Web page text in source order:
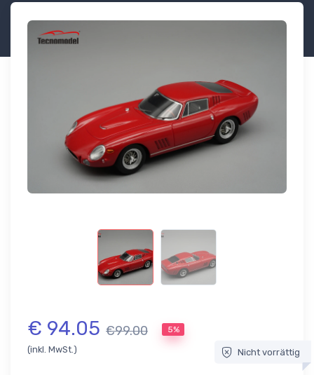
€ 94.05 €99.00 5%
(inkl. MwSt.) Nicht vorrättig